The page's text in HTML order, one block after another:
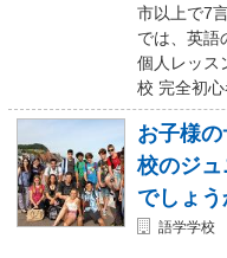
市以上で7
では、英語
個人レッス
校 完全初心
お子様
校のジ
でしょう
語学学校